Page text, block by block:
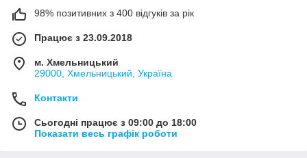
98% позитивних з 400 відгуків за рік
Працює з 23.09.2018
м. Хмельницький
29000, Хмельницький, Україна
Контакти
Сьогодні працює з 09:00 до 18:00
Показати весь графік роботи